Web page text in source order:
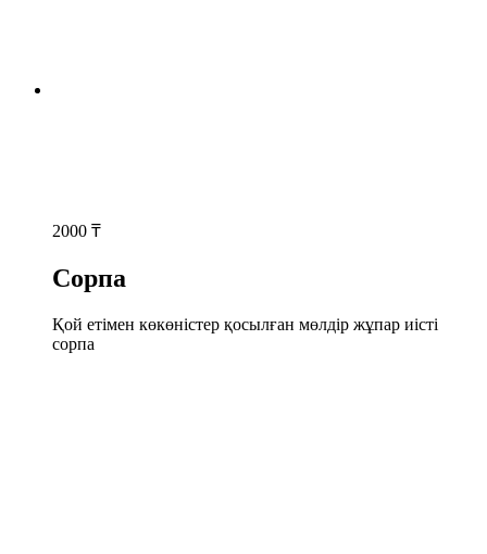
2000 ₸
Сорпа
Қой етімен көкөністер қосылған мөлдір жұпар иісті
сорпа